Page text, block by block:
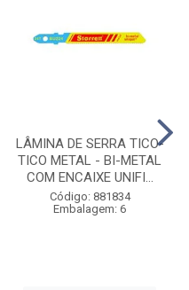
LÂMINA DE SERRA TICO-
TICO METAL - BI-METAL
COM ENCAIXE UNIFI...
Código: 881834
Embalagem: 6